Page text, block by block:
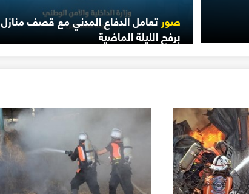
صورتعامل الدفاع المدني مع قصف منازل
برفح الليلة الماضية